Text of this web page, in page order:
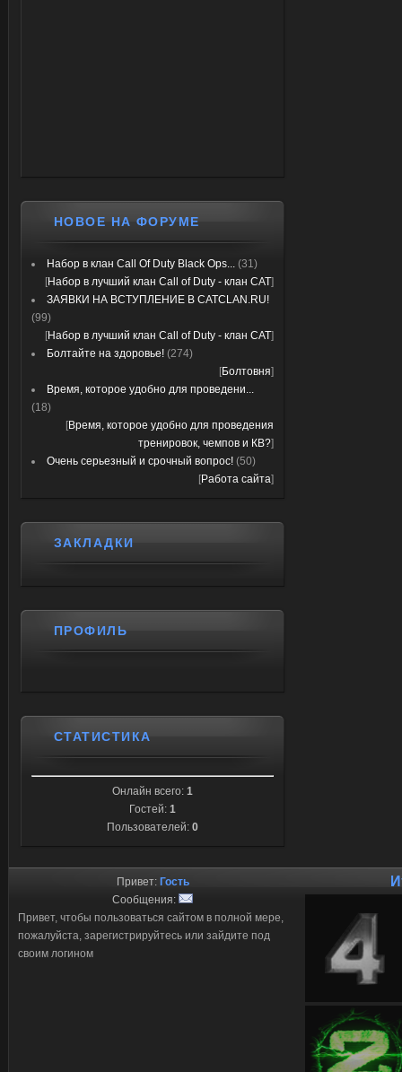
НОВОЕ НА ФОРУМЕ
Набор в клан Call Of Duty Black Ops... (31)
[Набор в лучший клан Call of Duty - клан CAT]
ЗАЯВКИ НА ВСТУПЛЕНИЕ В CATCLAN.RU!
(99)
[Набор в лучший клан Call of Duty - клан CAT]
Болтайте на здоровье! (274)
[Болтовня]
Время, которое удобно для проведени...
(18)
[Время, которое удобно для проведения
тренировок, чемпов и КВ?]
Очень серьезный и срочный вопрос! (50)
[Работа сайта]
ЗАКЛАДКИ
ПРОФИЛЬ
СТАТИСТИКА
Онлайн всего: 1
Гостей: 1
Пользователей: 0
Привет: Гость
Сообщения:
Привет, чтобы пользоваться сайтом в полной мере,
пожалуйста, зарегистрируйтесь или зайдите под
своим логином